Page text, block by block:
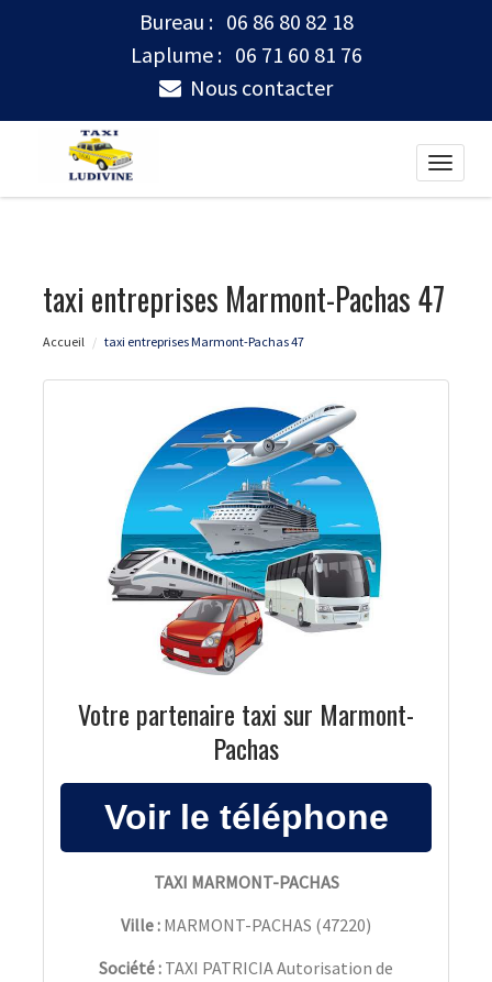
Bureau : 06 86 80 82 18
Laplume : 06 71 60 81 76
Nous contacter
Toggle
taxi entreprises Marmont-Pachas 47
Accueil taxi entreprises Marmont-Pachas 47
Votre partenaire taxi sur Marmont-
Pachas
TAXI MARMONT-PACHAS
Ville : MARMONT-PACHAS (47220)
Société : TAXI PATRICIA Autorisation de